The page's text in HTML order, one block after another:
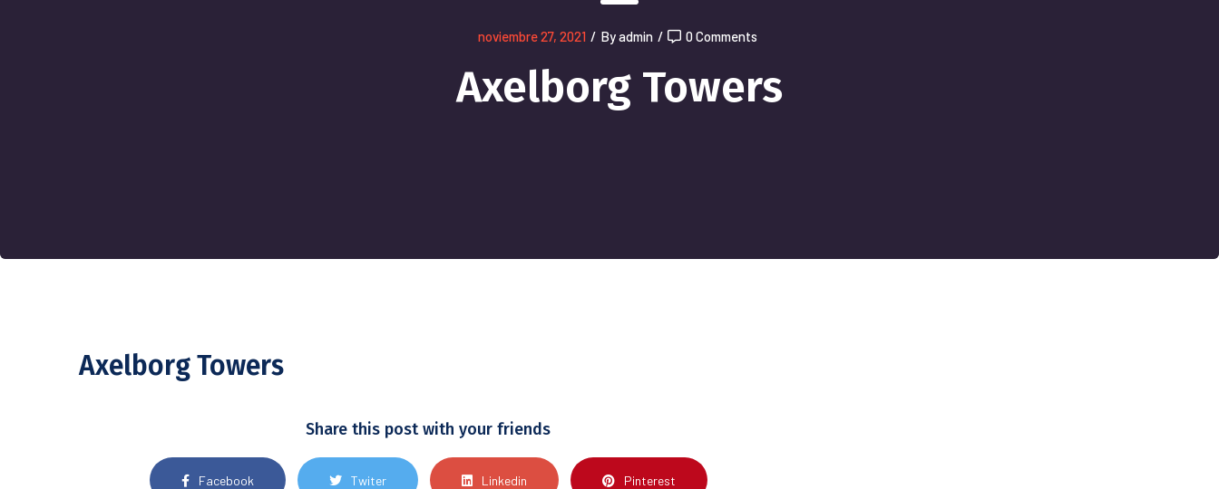
noviembre 27, 2021 / By admin / 0 Comments
Axelborg Towers
Axelborg Towers
Share this post with your friends
Facebook Twiter Linkedin Pinterest